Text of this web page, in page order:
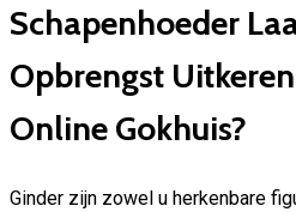
Schapenhoeder
Opbrengst
Online Gokhuis?
Ginder zijn zowel u herkenbare